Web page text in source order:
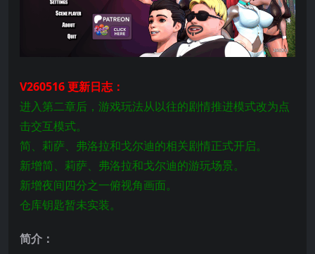
V260516 更新日志：
进入第二章后，游戏玩法从以往的剧情推进模式改为点
击交互模式。
简、莉萨、弗洛拉和戈尔迪的相关剧情正式开启。
新增简、莉萨、弗洛拉和戈尔迪的游玩场景。
新增夜间四分之一俯视角画面。
仓库钥匙暂未实装。
简介：